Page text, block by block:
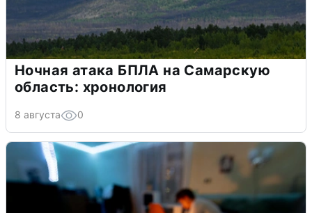
Ночная атака БПЛА на Самарскую
область: хронология
8 августа 0